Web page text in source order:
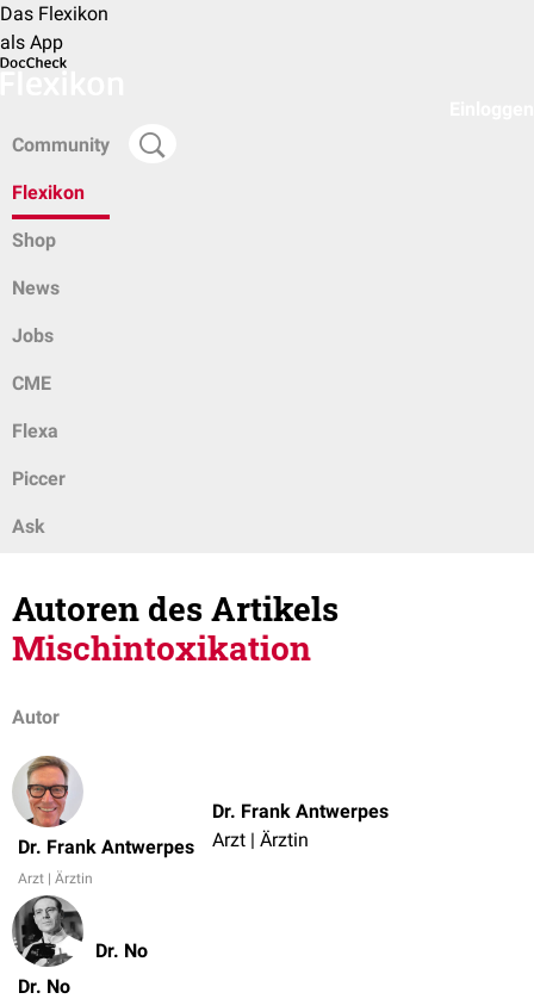
Das Flexikon
als App
Community
Flexikon
Shop
News
Jobs
CME
Flexa
Piccer
Ask
Autoren des Artikels
Mischintoxikation
Autor
Dr. Frank Antwerpes
Arzt | Ärztin
Dr. Frank Antwerpes
Arzt | Ärztin
Dr. No
Dr. No